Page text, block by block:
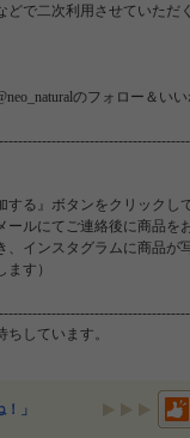
で二次利用させていた
のフォロー＆い
る』ボタンをクリックし
ルにてご連絡後に商品を
、インスタグラムに商品
す）
ちしています。
」